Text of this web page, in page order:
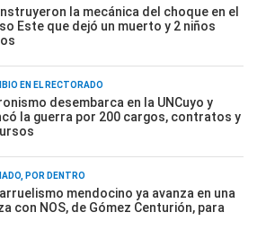
la mecánica del choque en el
Este que dejó un muerto y 2 niños
EN EL RECTORADO
desembarca en la UNCuyo y
la guerra por 200 cargos, contratos y
POR DENTRO
mendocino ya avanza en una
con NOS, de Gómez Centurión, para